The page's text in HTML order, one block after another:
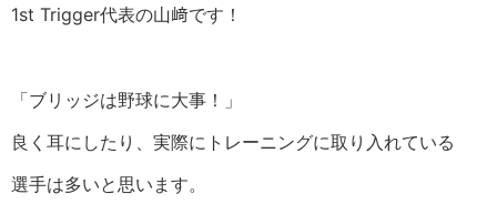
1st Trigger代表の山﨑です！
「ブリッジは野球に大事！」
良く耳にしたり、実際にトレーニングに取り入れている
選手は多いと思います。